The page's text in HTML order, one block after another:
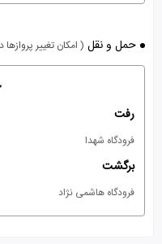
حمل و نقل ( امکان تغییر
رفت
فرودگاه شهدا
برگشت
فرودگاه هاشمی نژاد